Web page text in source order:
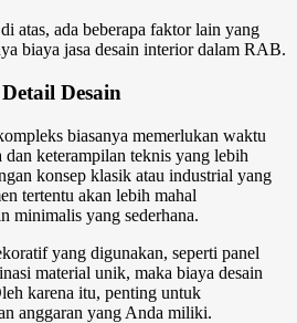
atas, ada beberapa faktor lain yang
biaya jasa desain interior dalam RAB.
Desain
biasanya memerlukan waktu
keterampilan teknis yang lebih
konsep klasik atau industrial yang
tertentu akan lebih mahal
minimalis yang sederhana.
yang digunakan, seperti panel
material unik, maka biaya desain
karena itu, penting untuk
anggaran yang Anda miliki.